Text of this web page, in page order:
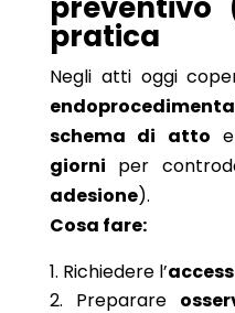
pratica
Negli atti oggi
schema di atto
giorni per
adesione).
Cosa fare:
Richiedere l’
Preparare